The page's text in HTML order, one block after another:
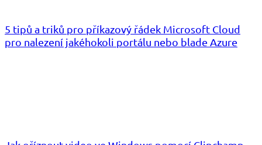
5 tipů a triků pro příkazový řádek Microsoft Cloud
pro nalezení jakéhokoli portálu nebo blade Azure